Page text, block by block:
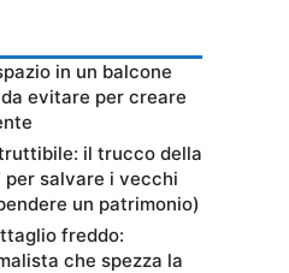
in un balcone
evitare per creare
il trucco della
per salvare i vecchi
un patrimonio)
freddo:
che spezza la